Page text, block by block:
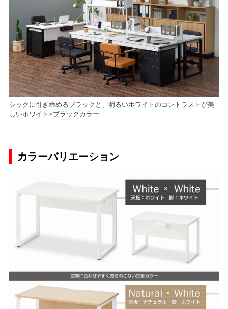
シックに引き締めるブラックと、明るいホワイトのコントラストが美
しいホワイト×ブラックカラー
カラーバリエーション